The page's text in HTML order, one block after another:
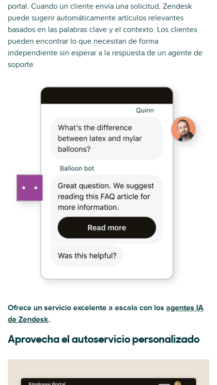
portal. Cuando un cliente envía una solicitud, Zendesk
puede sugerir automáticamente artículos relevantes
basados en las palabras clave y el contexto. Los clientes
pueden encontrar lo que necesitan de forma
independiente sin esperar a la respuesta de un agente de
soporte.
Ofrece un servicio excelente a escala con los agentes IA
de Zendesk.
Aprovecha el autoservicio personalizado